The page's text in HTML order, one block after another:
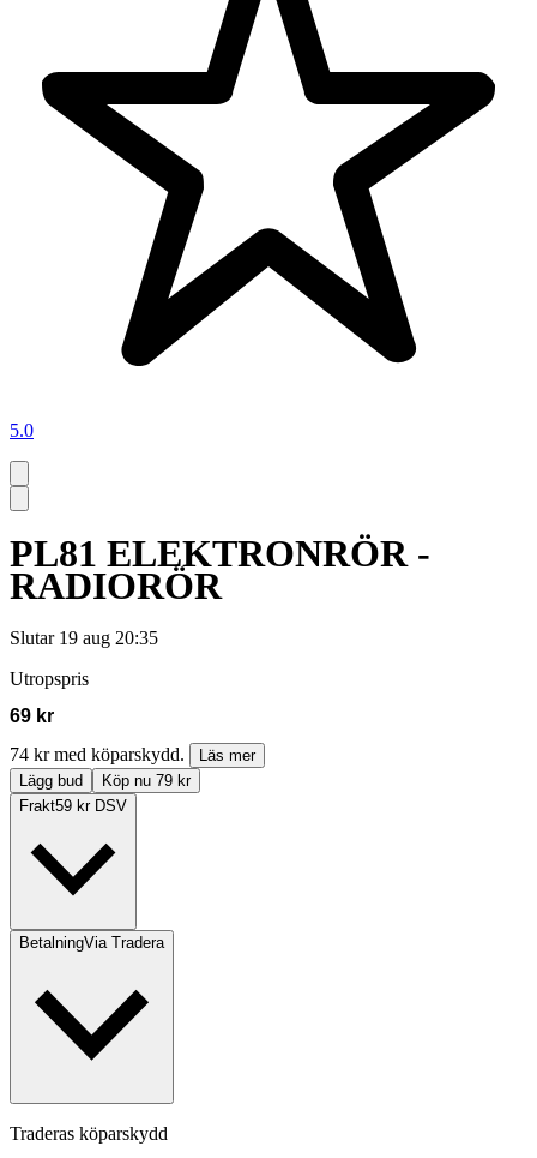
5.0
PL81 ELEKTRONRÖR -
RADIORÖR
Slutar 19 aug 20:35
Utropspris
69 kr
74 kr med köparskydd.
Läs mer
Lägg bud
Köp nu 79 kr
Frakt59 kr DSV
BetalningVia Tradera
Traderas köparskydd